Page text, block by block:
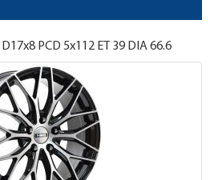
D17x8 PCD 5x112 ET 39 DIA 66.6